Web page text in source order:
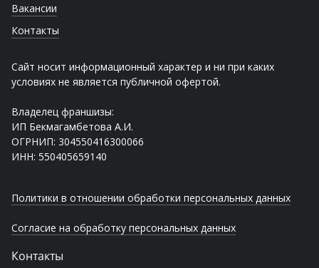
Вакансии
Контакты
Сайт носит информационный характер и ни при каких
условиях не является публичной офертой.
Владелец франшизы:
ИП Бекмагамбетова А.И.
ОГРНИП: 304550416300066
ИНН: 550405659140
Политики в отношении обработки персональных данных
Согласие на обработку персональных данных
Контакты